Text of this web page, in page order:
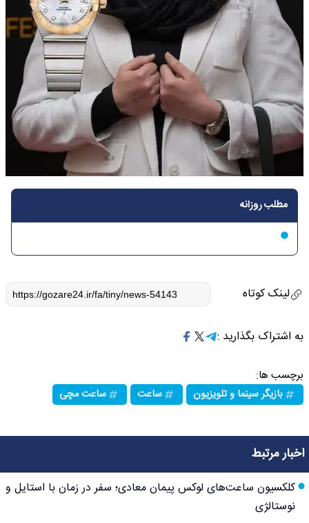
مطلب روزانه
لینک کوتاه
به اشتراک بگذارید :
برچسب ها:
بازیگر سینما و تلویزیون ساعت ساعت مچی
اخبار مرتبط
کلکسیون ساعت‌های لوکس پیمان معادی؛ سفر در زمان با استایل و
نوستالژی